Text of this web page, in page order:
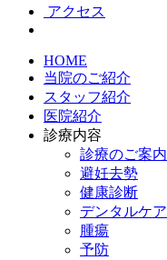
アクセス
HOME
当院のご紹介
スタッフ紹介
医院紹介
診療内容
診療のご案内
避妊去勢
健康診断
デンタルケア
腫瘍
予防